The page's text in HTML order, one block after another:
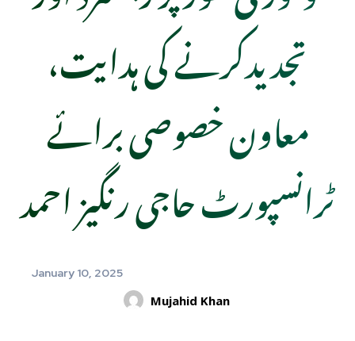
تجدیدکرنے کی ہدایت،
معاون خصوصی برائے
ٹرانسپورٹ حاجی رنگیز احمد
January 10, 2025
Mujahid Khan